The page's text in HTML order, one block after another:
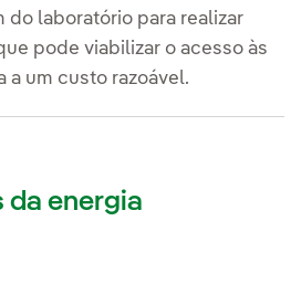
do laboratório para realizar
pode viabilizar o acesso às
a um custo razoável.
da energia